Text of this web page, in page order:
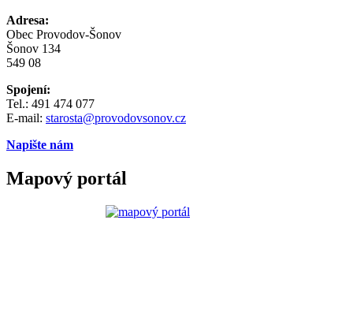
Adresa:
Obec Provodov-Šonov
Šonov 134
549 08
Spojení:
Tel.: 491 474 077
E-mail: starosta@provodovsonov.cz
Napište nám
Mapový portál